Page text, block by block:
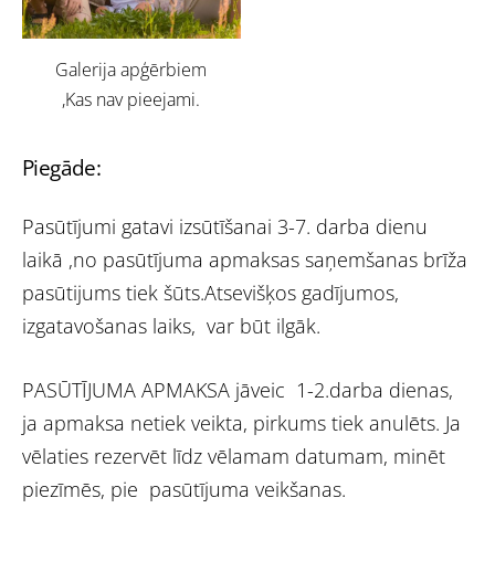
Piegāde:
Pasūtījumi gatavi izsūtīšanai 3-7. darba dienu
laikā ,no pasūtījuma apmaksas saņemšanas brīža
pasūtijums tiek šūts.Atsevišķos gadījumos,
izgatavošanas laiks, var būt ilgāk.
PASŪTĪJUMA APMAKSA jāveic 1-2.darba dienas,
ja apmaksa netiek veikta, pirkums tiek anulēts. Ja
vēlaties rezervēt līdz vēlamam datumam, minēt
piezīmēs, pie pasūtījuma veikšanas.
Galerija apģērbiem
,Kas nav pieejami.